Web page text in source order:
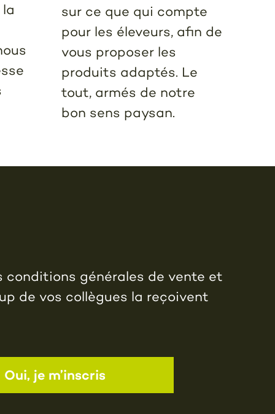
sur ce que qui compte
pour les éleveurs, afin de
vous proposer les
produits adaptés. Le
tout, armés de notre
bon sens paysan.
conditions générales de vente et
de vos collègues la reçoivent